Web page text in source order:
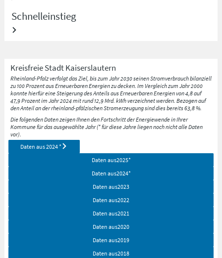
Schnelleinstieg
Kreisfreie Stadt Kaiserslautern
Rheinland-Pfalz verfolgt das Ziel, bis zum Jahr 2030 seinen Stromverbrauch bilanziell
zu 100 Prozent aus Erneuerbaren Energien zu decken. Im Vergleich zum Jahr 2000
konnte hierfür eine Steigerung des Anteils aus Erneuerbaren Energien von 4,8 auf
47,9 Prozent im Jahr 2024 mit rund 12,9 Mrd. kWh verzeichnet werden. Bezogen auf
den Anteil an der rheinland-pfälzischen Stromerzeugung sind dies bereits 63,8 %.
Die folgenden Daten zeigen Ihnen den Fortschritt der Energiewende in Ihrer
Kommune für das ausgewählte Jahr (* für diese Jahre liegen noch nicht alle Daten
vor).
Daten aus2024*
Daten aus2025*
Daten aus2024*
Daten aus2023
Daten aus2022
Daten aus2021
Daten aus2020
Daten aus2019
Daten aus2018